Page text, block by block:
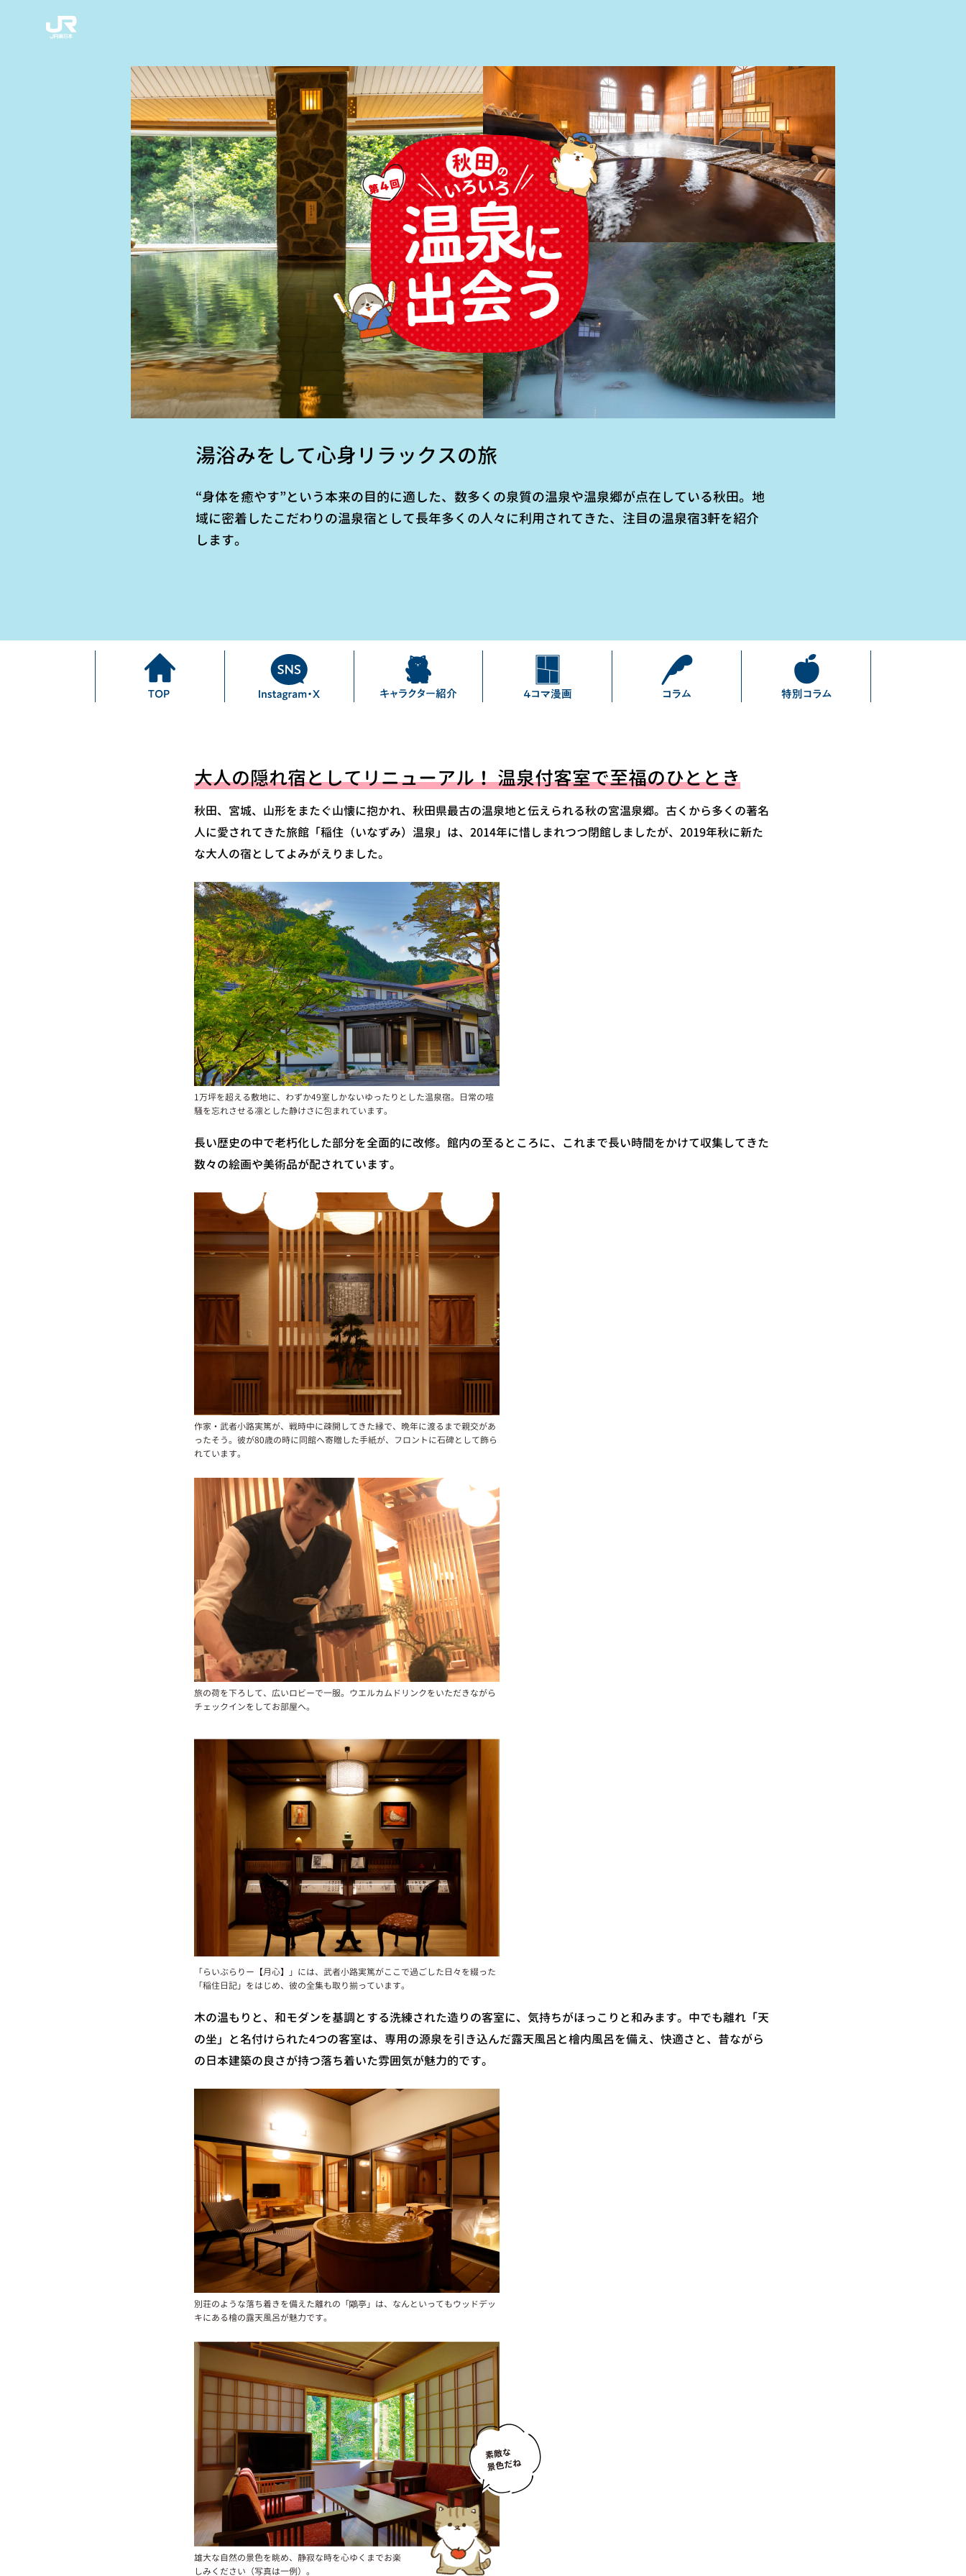
湯浴みをして心身リラックスの旅
“身体を癒やす”という本来の目的に適した、数多くの泉質の温泉や温泉郷が点在している秋田。地
域に密着したこだわりの温泉宿として長年多くの人々に利用されてきた、注目の温泉宿3軒を紹介
します。
大人の隠れ宿としてリニューアル！ 温泉付客室で至福のひととき
秋田、宮城、山形をまたぐ山懐に抱かれ、秋田県最古の温泉地と伝えられる秋の宮温泉郷。古くから多くの著名
人に愛されてきた旅館「稲住（いなずみ）温泉」は、2014年に惜しまれつつ閉館しましたが、2019年秋に新た
な大人の宿としてよみがえりました。
1万坪を超える敷地に、わずか49室しかないゆったりとした温泉宿。日常の喧
騒を忘れさせる凛とした静けさに包まれています。
長い歴史の中で老朽化した部分を全面的に改修。館内の至るところに、これまで長い時間をかけて収集してきた
数々の絵画や美術品が配されています。
作家・武者小路実篤が、戦時中に疎開してきた縁で、晩年に渡るまで親交があ
ったそう。彼が80歳の時に同館へ寄贈した手紙が、フロントに石碑として飾ら
れています。
旅の荷を下ろして、広いロビーで一服。ウエルカムドリンクをいただきながら
チェックインをしてお部屋へ。
「らいぶらりー【月心】」には、武者小路実篤がここで過ごした日々を綴った
「稲住日記」をはじめ、彼の全集も取り揃っています。
木の温もりと、和モダンを基調とする洗練された造りの客室に、気持ちがほっこりと和みます。中でも離れ「天
の坐」と名付けられた4つの客室は、専用の源泉を引き込んだ露天風呂と檜内風呂を備え、快適さと、昔ながら
の日本建築の良さが持つ落ち着いた雰囲気が魅力的です。
別荘のような落ち着きを備えた離れの「鷴亭」は、なんといってもウッドデッ
キにある檜の露天風呂が魅力です。
雄大な自然の景色を眺め、静寂な時を心ゆくまでお楽
しみください（写真は一例）。